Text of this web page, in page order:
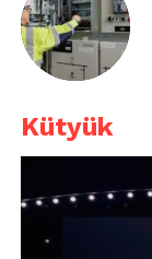
Kütyük